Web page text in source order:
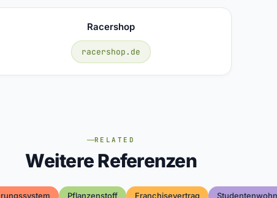
Racershop
racershop.de
RELATED
Weitere Referenzen
Pflanzenstoff Franchisevertrag